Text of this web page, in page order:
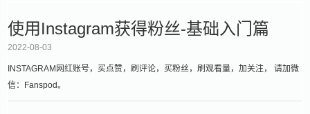
使用Instagram获得粉丝-基础入门篇
2022-08-03
INSTAGRAM网红账号，买点赞，刷评论，买粉丝，刷观看量，加关注， 请加微
信：Fanspod。